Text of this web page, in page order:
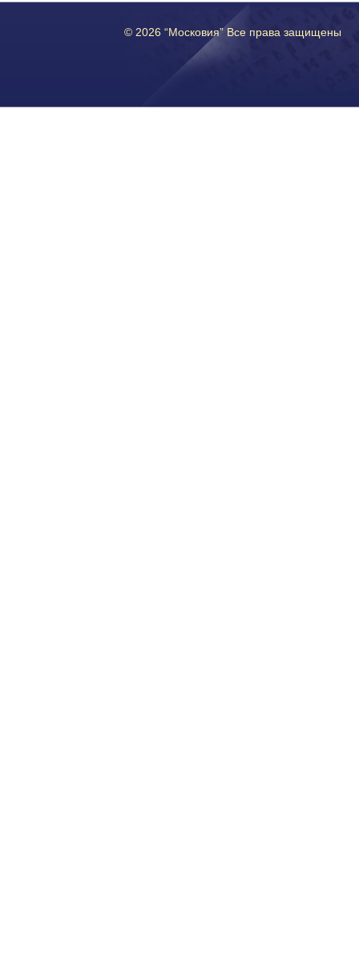
© 2026 “Московия” Все права защищены